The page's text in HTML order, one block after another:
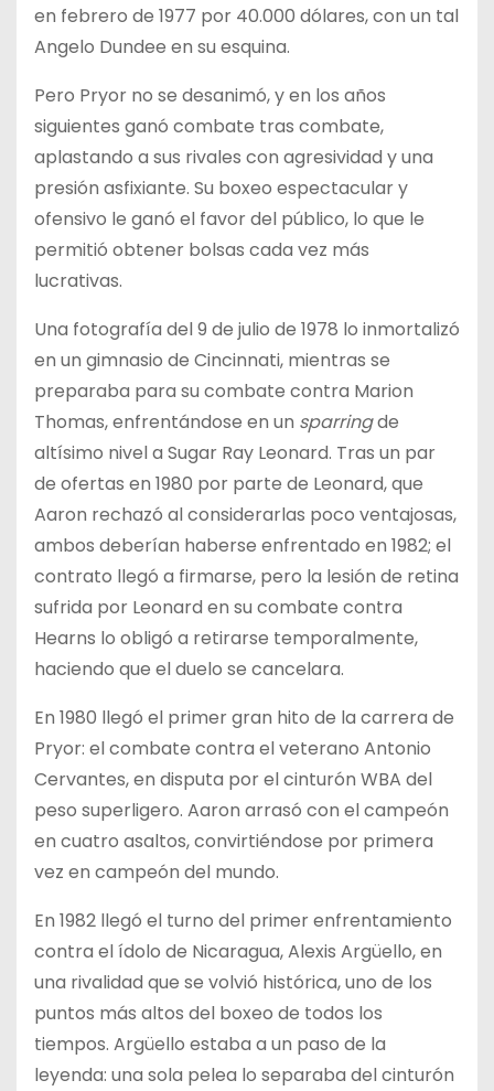
en febrero de 1977 por 40.000 dólares, con un tal
Angelo Dundee en su esquina.
Pero Pryor no se desanimó, y en los años
siguientes ganó combate tras combate,
aplastando a sus rivales con agresividad y una
presión asfixiante. Su boxeo espectacular y
ofensivo le ganó el favor del público, lo que le
permitió obtener bolsas cada vez más
lucrativas.
Una fotografía del 9 de julio de 1978 lo inmortalizó
en un gimnasio de Cincinnati, mientras se
preparaba para su combate contra Marion
Thomas, enfrentándose en un sparringde
altísimo nivel a Sugar Ray Leonard. Tras un par
de ofertas en 1980 por parte de Leonard, que
Aaron rechazó al considerarlas poco ventajosas,
ambos deberían haberse enfrentado en 1982; el
contrato llegó a firmarse, pero la lesión de retina
sufrida por Leonard en su combate contra
Hearns lo obligó a retirarse temporalmente,
haciendo que el duelo se cancelara.
En 1980 llegó el primer gran hito de la carrera de
Pryor: el combate contra el veterano Antonio
Cervantes, en disputa por el cinturón WBA del
peso superligero. Aaron arrasó con el campeón
en cuatro asaltos, convirtiéndose por primera
vez en campeón del mundo.
En 1982 llegó el turno del primer enfrentamiento
contra el ídolo de Nicaragua, Alexis Argüello, en
una rivalidad que se volvió histórica, uno de los
puntos más altos del boxeo de todos los
tiempos. Argüello estaba a un paso de la
leyenda: una sola pelea lo separaba del cinturón